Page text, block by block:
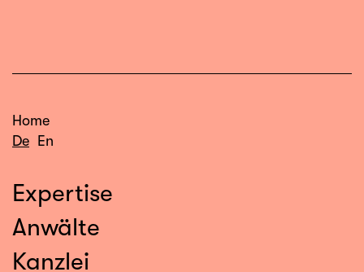
Home
De
En
Expertise
Anwälte
Kanzlei